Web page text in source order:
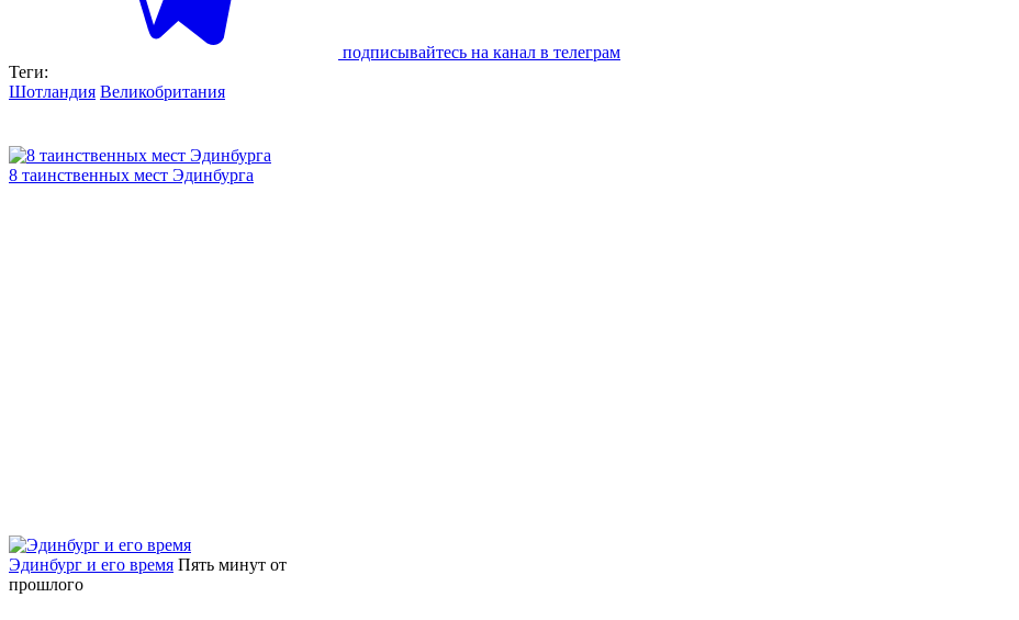
подписывайтесь на канал в телеграм
Теги:
Шотландия Великобритания
8 таинственных мест Эдинбурга
Эдинбург и его время Пять минут от
прошлого